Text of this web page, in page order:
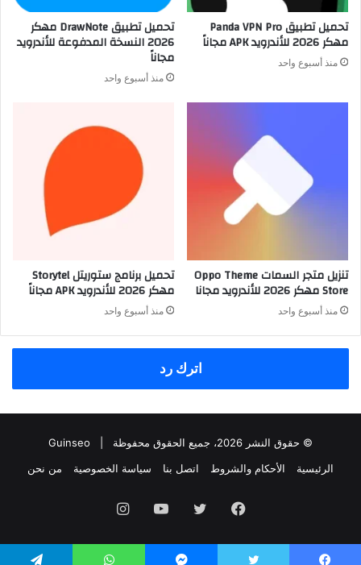
تحميل تطبيق Panda VPN Pro
مهكر 2026 للأندرويد APK مجاناً
منذ أسبوع واحد
تحميل تطبيق DrawNote مهكر
2026 النسخة المدفوعة للأندرويد
مجاناً
منذ أسبوع واحد
تنزيل متجر السمات Oppo Theme
Store مهكر 2026 للأندرويد مجانا
منذ أسبوع واحد
تحميل برنامج ستوريتل Storytel
مهكر 2026 للأندرويد APK مجاناً
منذ أسبوع واحد
اترك رد
© حقوق النشر 2026، جميع الحقوق محفوظة |
Guinseo
الرئيسية
الأحكام والشروط اتصل بنا سياسة الخصوصية من نحن
فيسبوك تويتر يوتيوبانستقرام